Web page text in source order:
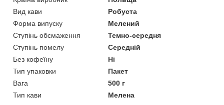
Вид кави
Робуста
Форма випуску
Мелений
Ступінь обсмаження
Темно-середня
Ступінь помелу
Середній
Без кофеїну
Ні
Тип упаковки
Пакет
Вага
500 г
Тип кави
Мелена